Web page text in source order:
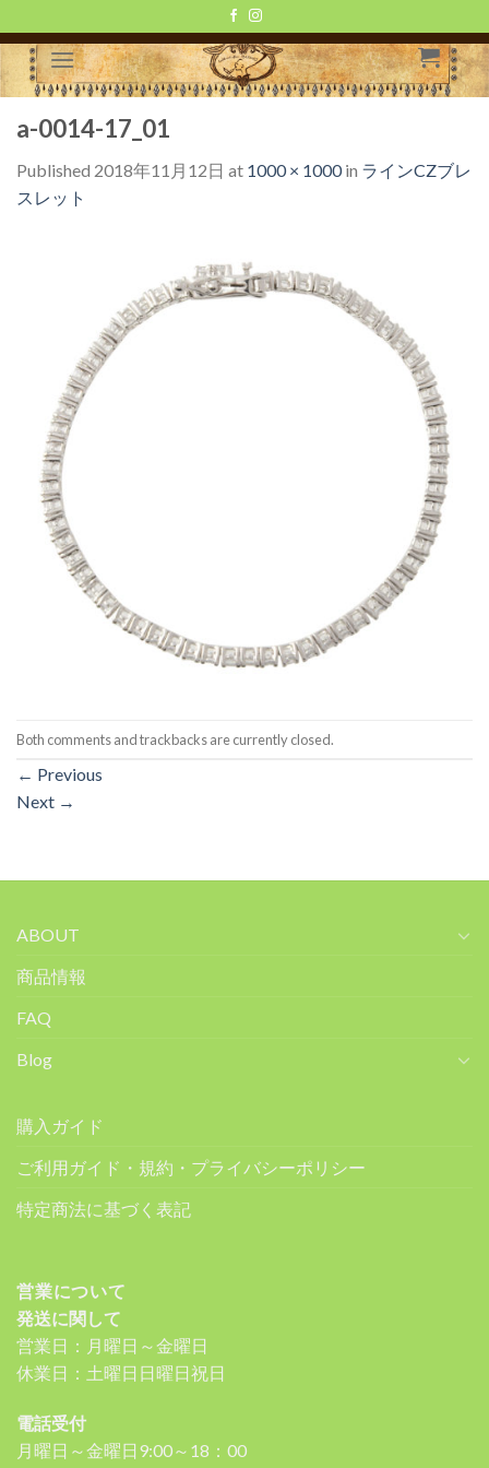
to
content
a-0014-17_01
Published 2018年11月12日 at 1000 × 1000in ラインCZブレ
スレット
Both comments and trackbacks are currently closed.
← Previous
Next →
ABOUT
商品情報
FAQ
Blog
購入ガイド
ご利用ガイド・規約・プライバシーポリシー
特定商法に基づく表記
営業について
発送に関して
営業日：月曜日～金曜日
休業日：土曜日日曜日祝日
電話受付
月曜日～金曜日9:00～18：00